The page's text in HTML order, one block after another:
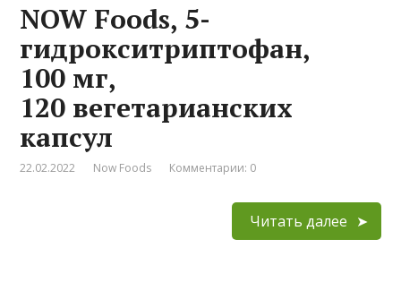
NOW Foods, 5-
гидрокситриптофан,
100 мг,
120 вегетарианских
капсул
22.02.2022 Now Foods Комментарии: 0
Читать далее